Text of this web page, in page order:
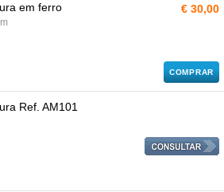
em ferro € 30,00
COMPRAR
Ref. AM101